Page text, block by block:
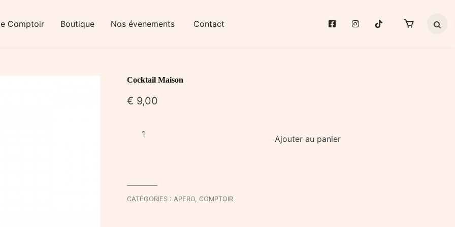
Comptoir Boutique Nos évenements Contact
Cocktail Maison
€ 9,00
quantité
Ajouter au panier
CATÉGORIES :APERO,COMPTOIR